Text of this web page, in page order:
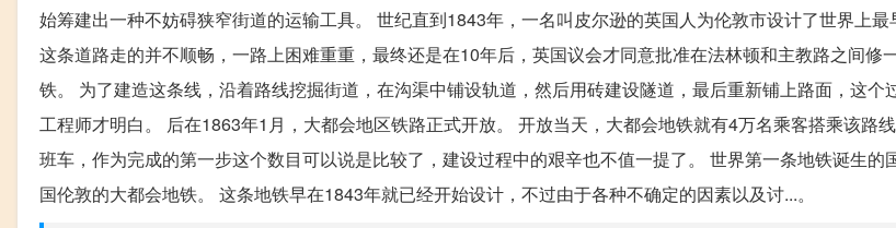
始筹建出一种不妨碍狭窄街道的运输工具。 世纪直到1843年，一名叫皮尔逊的英国人为伦敦市设计了世界上最
这条道路走的并不顺畅，一路上困难重重，最终还是在10年后，英国议会才同意批准在法林顿和主教路之间修
铁。 为了建造这条线，沿着路线挖掘街道，在沟渠中铺设轨道，然后用砖建设隧道，最后重新铺上路面，这个
工程师才明白。 后在1863年1月，大都会地区铁路正式开放。 开放当天，大都会地铁就有4万名乘客搭乘该路
班车，作为完成的第一步这个数目可以说是比较了，建设过程中的艰辛也不值一提了。 世界第一条地铁诞生的
国伦敦的大都会地铁。 这条地铁早在1843年就已经开始设计，不过由于各种不确定的因素以及讨...。